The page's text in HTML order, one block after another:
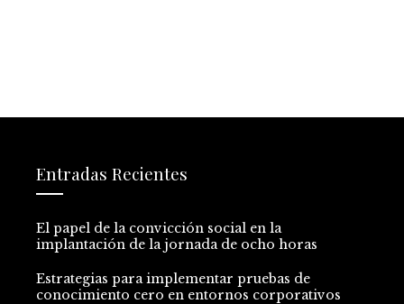
Entradas Recientes
El papel de la convicción social en la
implantación de la jornada de ocho horas
Estrategias para implementar pruebas de
conocimiento cero en entornos corporativos